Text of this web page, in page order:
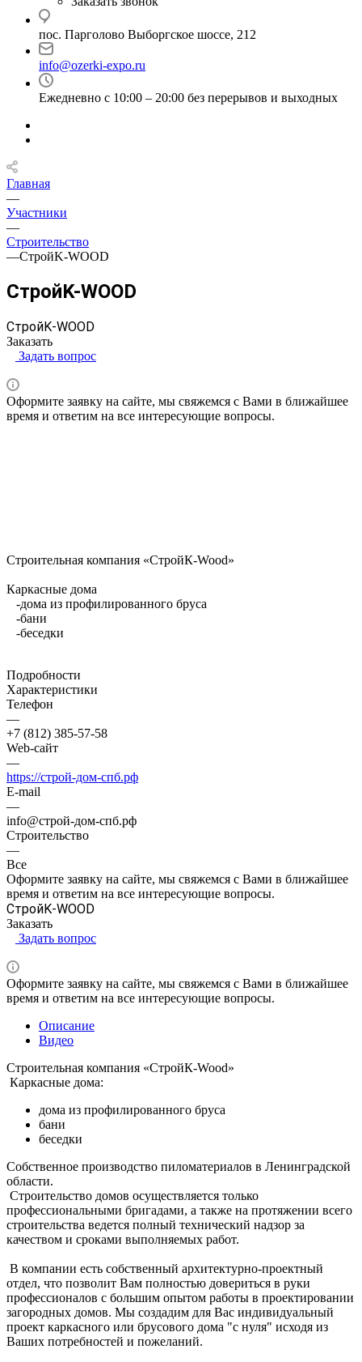
пос. Парголово Выборгское шоссе, 212
info@ozerki-expo.ru
Ежедневно с 10:00 – 20:00 без перерывов и выходных
Главная
—
Участники
—
Строительство
—СтройK-WOOD
СтройK-WOOD
СтройK-WOOD
Заказать
Задать вопрос
Оформите заявку на сайте, мы свяжемся с Вами в ближайшее
время и ответим на все интересующие вопросы.
Строительная компания «СтройК-Wood»
Каркасные дома
-дома из профилированного бруса
-бани
-беседки
Подробности
Характеристики
Телефон
—
+7 (812) 385-57-58
Web-сайт
—
https://строй-дом-спб.рф
E-mail
—
info@строй-дом-спб.рф
Строительство
—
Все
Оформите заявку на сайте, мы свяжемся с Вами в ближайшее
время и ответим на все интересующие вопросы.
СтройK-WOOD
Заказать
Задать вопрос
Оформите заявку на сайте, мы свяжемся с Вами в ближайшее
время и ответим на все интересующие вопросы.
Описание
Видео
Строительная компания «СтройК-Wood»
Каркасные дома:
дома из профилированного бруса
бани
беседки
Собственное производство пиломатериалов в Ленинградской
области.
Строительство домов осуществляется только
профессиональными бригадами, а также на протяжении всего
строительства ведется полный технический надзор за
качеством и сроками выполняемых работ.
В компании есть собственный архитектурно-проектный
отдел, что позволит Вам полностью довериться в руки
профессионалов с большим опытом работы в проектировании
загородных домов. Мы создадим для Вас индивидуальный
проект каркасного или брусового дома "с нуля" исходя из
Ваших потребностей и пожеланий.